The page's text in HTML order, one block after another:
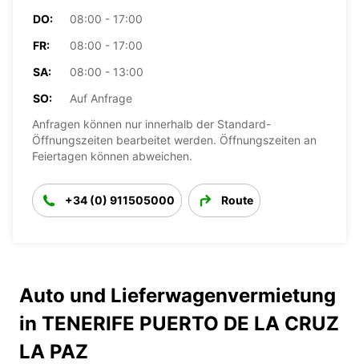
DO:
08:00 - 17:00
FR:
08:00 - 17:00
SA:
08:00 - 13:00
SO:
Auf Anfrage
Anfragen können nur innerhalb der Standard-
Öffnungszeiten bearbeitet werden. Öffnungszeiten an
Feiertagen können abweichen.
+34 (0) 911505000 Route
Auto und Lieferwagenvermietung
in TENERIFE PUERTO DE LA CRUZ
LA PAZ